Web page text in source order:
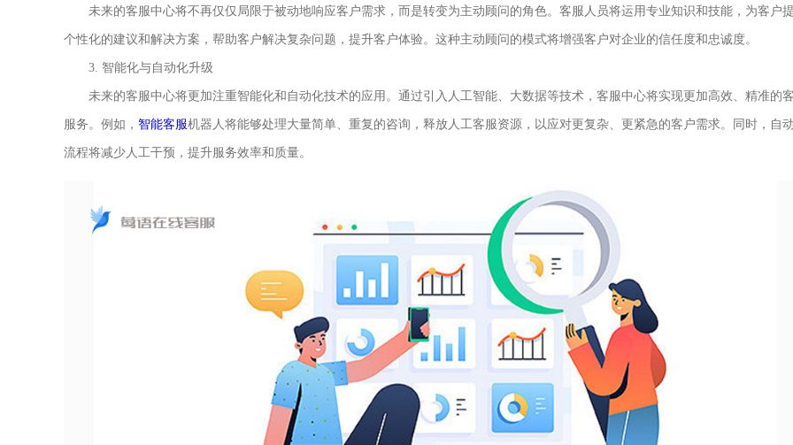
未来的客服中心将不再仅仅局限于被动地响应客户需求，而是转变为主动顾问的角色。客服人员将运用专业知识和技能，为客户
个性化的建议和解决方案，帮助客户解决复杂问题，提升客户体验。这种主动顾问的模式将增强客户对企业的信任度和忠诚度。
3. 智能化与自动化升级
未来的客服中心将更加注重智能化和自动化技术的应用。通过引入人工智能、大数据等技术，客服中心将实现更加高效、精准的
服务。例如， 智能客服机器人将能够处理大量简单、重复的咨询，释放人工客服资源，以应对更复杂、更紧急的客户需求。同时，自
流程将减少人工干预，提升服务效率和质量。